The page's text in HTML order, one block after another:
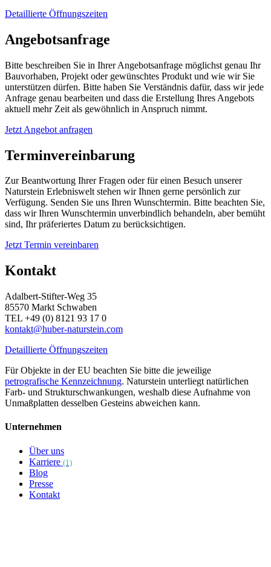
Detaillierte Öffnungszeiten
Angebotsanfrage
Bitte beschreiben Sie in Ihrer Angebotsanfrage möglichst genau Ihr
Bauvorhaben, Projekt oder gewünschtes Produkt und wie wir Sie
unterstützen dürfen. Bitte haben Sie Verständnis dafür, dass wir jede
Anfrage genau bearbeiten und dass die Erstellung Ihres Angebots
aktuell mehr Zeit als gewöhnlich in Anspruch nimmt.
Jetzt Angebot anfragen
Terminvereinbarung
Zur Beantwortung Ihrer Fragen oder für einen Besuch unserer
Naturstein Erlebniswelt stehen wir Ihnen gerne persönlich zur
Verfügung. Senden Sie uns Ihren Wunschtermin. Bitte beachten Sie,
dass wir Ihren Wunschtermin unverbindlich behandeln, aber bemüht
sind, Ihr präferiertes Datum zu berücksichtigen.
Jetzt Termin vereinbaren
Kontakt
Adalbert-Stifter-Weg 35
85570 Markt Schwaben
TEL +49 (0) 8121 93 17 0
kontakt@huber-naturstein.com
Detaillierte Öffnungszeiten
Für Objekte in der EU beachten Sie bitte die jeweilige
petrografische Kennzeichnung. Naturstein unterliegt natürlichen
Farb- und Strukturschwankungen, weshalb diese Aufnahme von
Unmaßplatten desselben Gesteins abweichen kann.
Unternehmen
Über uns
Karriere (1)
Blog
Presse
Kontakt